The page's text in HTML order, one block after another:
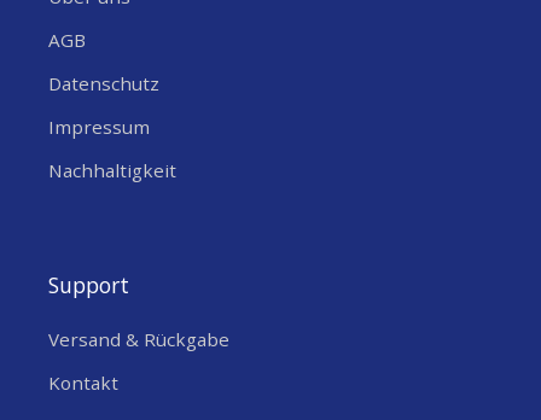
AGB
Datenschutz
Impressum
Nachhaltigkeit
Support
Versand & Rückgabe
Kontakt